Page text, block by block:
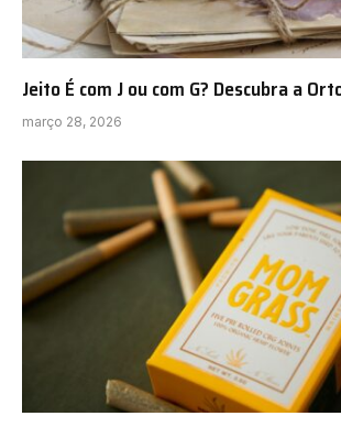
Jeito É com J ou com G? Descubra a
março 28, 2026